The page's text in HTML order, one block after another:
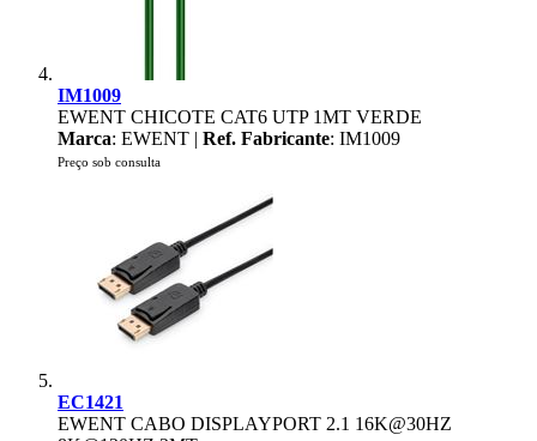
IM1009
EWENT CHICOTE CAT6 UTP 1MT VERDE
Marca: EWENT | Ref. Fabricante: IM1009
Preço sob consulta
EC1421
EWENT CABO DISPLAYPORT 2.1 16K@30HZ